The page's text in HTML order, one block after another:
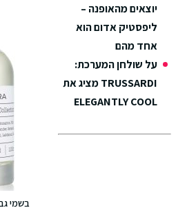
בשמי
יוצאים מהאופנה –
ליפסטיק אדום הוא
אחד מהם
על שולחן המערכת:
TRUSSARDI מציג את
ELEGANTLY COOL